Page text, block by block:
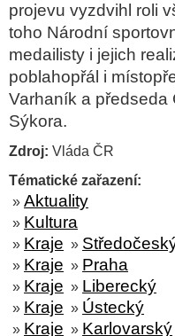
projevu vyzdvihl roli
toho Národní
medailisty i jejich
poblahopřál i
Varhaník a
Sýkora.
Zdroj: Vláda ČR
Tématické zařazení:
» Aktuality
» Kultura
» Kraje »
» Kraje » Praha
» Kraje » Liberecký
» Kraje » Ústecký
» Kraje » Karlovarský